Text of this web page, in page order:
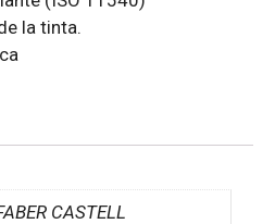
la tinta.
CASTELL